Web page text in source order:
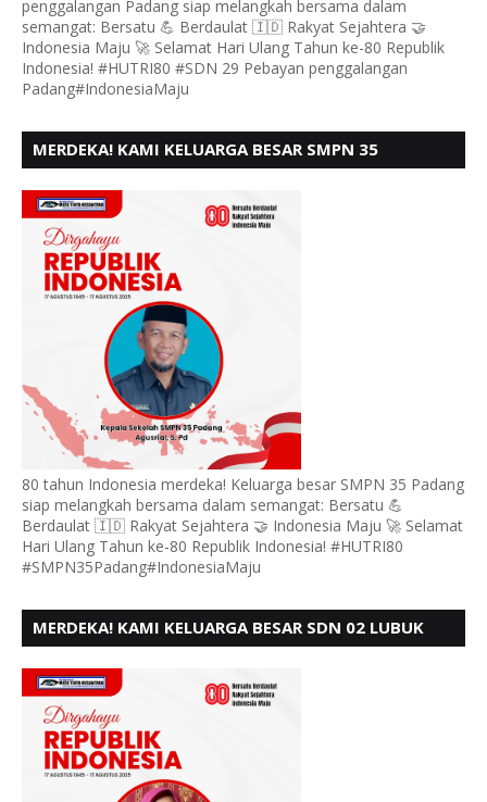
penggalangan Padang siap melangkah bersama dalam
semangat: Bersatu 💪 Berdaulat 🇮🇩 Rakyat Sejahtera 🤝
Indonesia Maju 🚀 Selamat Hari Ulang Tahun ke-80 Republik
Indonesia! #HUTRI80 #SDN 29 Pebayan penggalangan
Padang#IndonesiaMaju
MERDEKA! KAMI KELUARGA BESAR SMPN 35
80 tahun Indonesia merdeka! Keluarga besar SMPN 35 Padang
siap melangkah bersama dalam semangat: Bersatu 💪
Berdaulat 🇮🇩 Rakyat Sejahtera 🤝 Indonesia Maju 🚀 Selamat
Hari Ulang Tahun ke-80 Republik Indonesia! #HUTRI80
#SMPN35Padang#IndonesiaMaju
MERDEKA! KAMI KELUARGA BESAR SDN 02 LUBUK
HUT RI KE - 80,